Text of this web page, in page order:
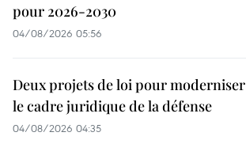
pour 2026-2030
04/08/2026 05:56
Deux projets de loi pour moderniser
le cadre juridique de la défense
04/08/2026 04:35